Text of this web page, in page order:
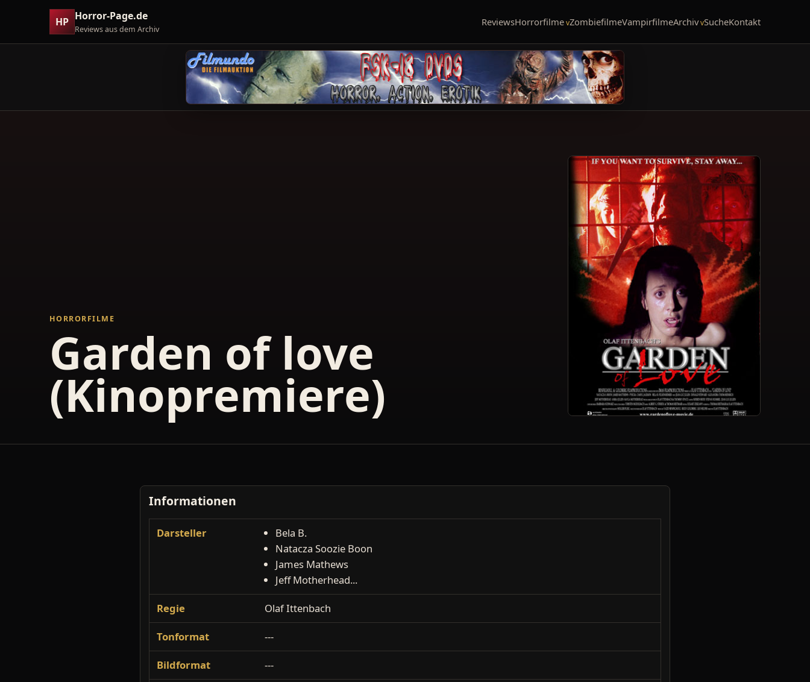
HP Horror-Page.de
Reviews aus dem Archiv
ReviewsHorrorfilme ZombiefilmeVampirfilmeArchiv SucheKontakt
HORRORFILME
Garden of love
(Kinopremiere)
Informationen
Darsteller
Bela B.
Natacza Soozie Boon
James Mathews
Jeff Motherhead...
Regie Olaf Ittenbach
Tonformat ---
Bildformat ---